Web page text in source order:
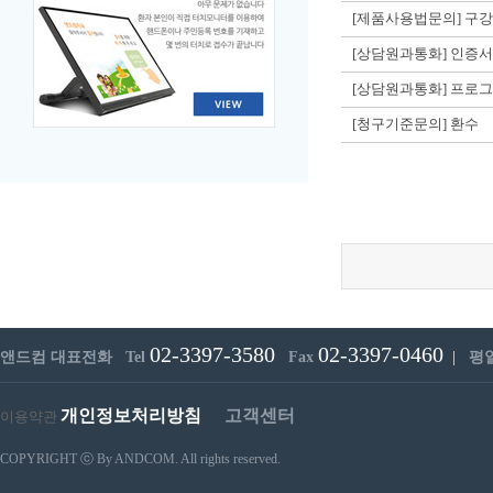
[제품사용법문의] 구
[상담원과통화] 인증
[상담원과통화] 프로
[청구기준문의] 환수
앤드컴 대표전화 Tel 02-3397-3580 Fax 02-3397-0460 평
이용약관 개인정보처리방침 고객센터
COPYRIGHT ⓒ By ANDCOM. All rights reserved.